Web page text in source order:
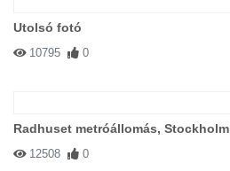
Utolsó fotó
10795 0
Radhuset metróállomás, Stockholm
12508 0